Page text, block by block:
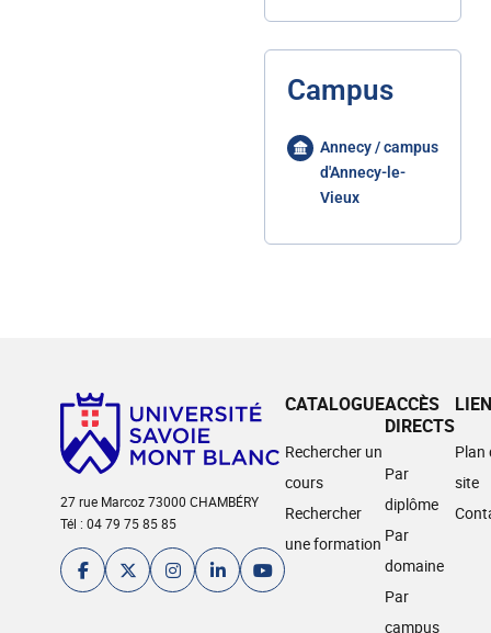
Campus
Annecy / campus
d'Annecy-le-
Vieux
27 rue Marcoz 73000 CHAMBÉRY
Tél : 04 79 75 85 85
CATALOGUE
Rechercher un
cours
Rechercher
une formation
ACCÈS
DIRECTS
Par
diplôme
Par
domaine
Par
campus
Plan
site